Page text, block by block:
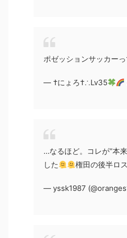
ポゼッションサッカー
— †にょろ†∴Lv35
…なるほど。コレが“本
した
権田の後半ロ
— yssk1987